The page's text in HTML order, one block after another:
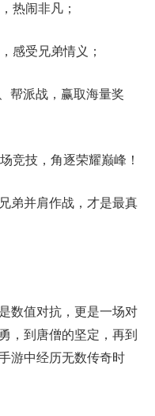
热闹非凡；
感受兄弟情义；
帮派战，赢取海量奖
竞技，角逐荣耀巅峰！
弟并肩作战，才是最真
数值对抗，更是一场对
，到唐僧的坚定，再到
游中经历无数传奇时